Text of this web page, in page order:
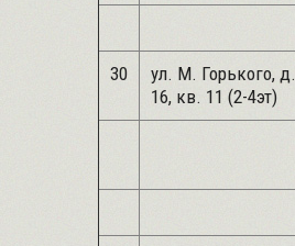
30
ул. М. Горького, д.
16, кв. 11 (2-4эт)